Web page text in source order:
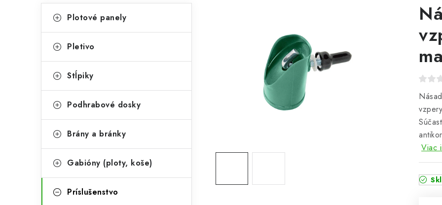
o
n
ý
a
n
l
kategórie
a
e
ó
i
Plotové panely
Pletivo
Stĺpiky
Podhrabové dosky
Brány a bránky
Gabióny (ploty, koše)
Príslušenstvo
Viac